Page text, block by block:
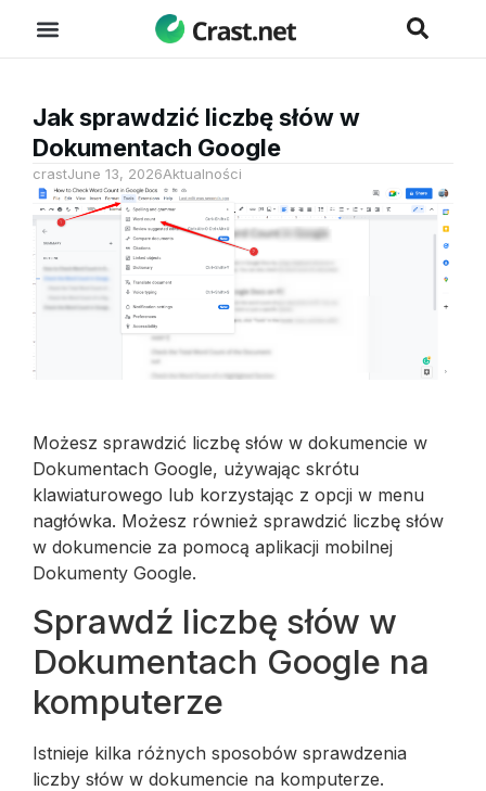
Jak sprawdzić liczbę słów w
Dokumentach Google
crastJune 13, 2026Aktualności
Możesz sprawdzić liczbę słów w dokumencie w
Dokumentach Google, używając skrótu
klawiaturowego lub korzystając z opcji w menu
nagłówka. Możesz również sprawdzić liczbę słów
w dokumencie za pomocą aplikacji mobilnej
Dokumenty Google.
Sprawdź liczbę słów w
Dokumentach Google na
komputerze
Istnieje kilka różnych sposobów sprawdzenia
liczby słów w dokumencie na komputerze.